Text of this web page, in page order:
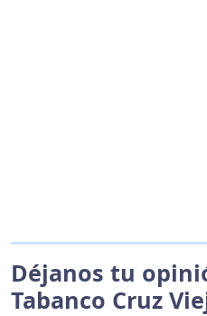
Déjanos tu
Tabanco Cruz